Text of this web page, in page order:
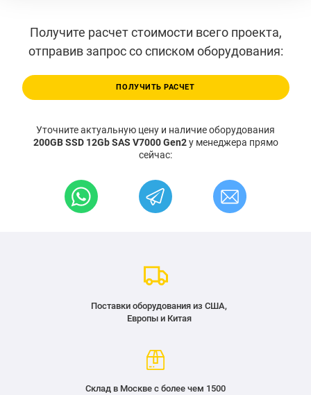
Получите расчет стоимости всего проекта,
отправив запрос со списком оборудования:
ПОЛУЧИТЬ РАСЧЕТ
Уточните актуальную цену и наличие оборудования
200GB SSD 12Gb SAS V7000 Gen2у менеджера прямо
сейчас:
Поставки оборудования из США,
Европы и Китая
Склад в Москве с более чем 1500